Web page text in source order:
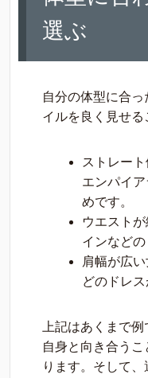
選ぶ
自分の体型に合
イルを良く見せる
ストレー
エンパイ
めです。
ウエスト
インなどの
肩幅が広
どのドレス
上記はあくまで
自身と向き合う
ります。そして